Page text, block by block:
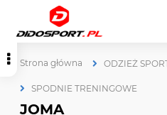
Strona główna ODZIEŻ
SPODNIE TRENINGOWE
JOMA